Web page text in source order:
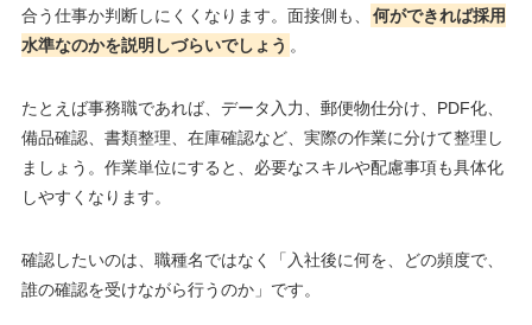
合う仕事か判断しにくくなります。面接側も、
何ができれば採用
水準なのかを説明しづらいでしょう 。
たとえば事務職であれば、データ入力、郵便物仕分け、PDF化、
備品確認、書類整理、在庫確認など、実際の作業に分けて整理し
ましょう。作業単位にすると、必要なスキルや配慮事項も具体化
しやすくなります。
確認したいのは、職種名ではなく「入社後に何を、どの頻度で、
誰の確認を受けながら行うのか」です。